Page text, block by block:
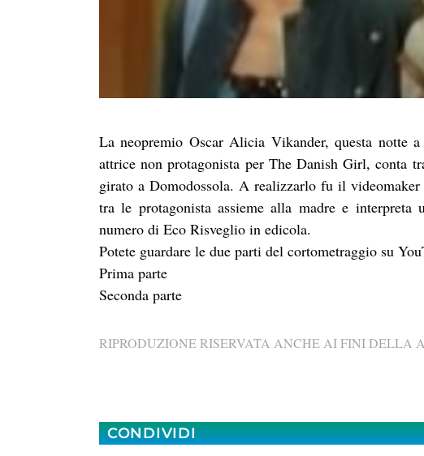
La neopremio Oscar Alicia Vikander, questa notte
attrice non protagonista per The Danish Girl, conta
girato a Domodossola. A realizzarlo fu il
tra le protagonista assieme alla madre e
numero di Eco Risveglio in edicola.
Potete guardare le due parti del cortometraggio su
Prima parte
Seconda parte
RIPRODUZIONE RISERVATA ANCHE AI FINI DELLA
CONDIVIDI